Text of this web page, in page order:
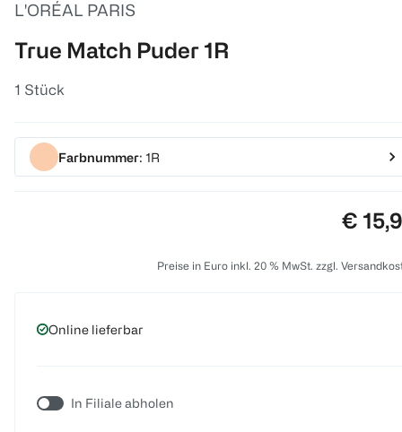
L'ORÉAL PARIS
True Match Puder 1R
1 Stück
Farbnummer: 1R
Preis:
€
Preise in Euro inkl. 20 % MwSt. zzgl.
Online lieferbar
In Filiale abholen